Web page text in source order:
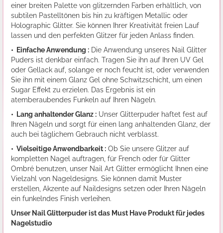
einer breiten Palette von glitzernden Farben erhältlich, von
subtilen Pastelltönen bis hin zu kräftigen Metallic oder
Holographic Glitter. Sie können Ihrer Kreativität freien Lauf
lassen und den perfekten Glitzer für jeden Anlass finden.
• Einfache Anwendung : Die Anwendung unseres Nail Glitter
Puders ist denkbar einfach. Tragen Sie ihn auf Ihren UV Gel
oder Gellack auf, solange er noch feucht ist, oder verwenden
Sie ihn mit einem Glanz Gel ohne Schwitzschicht, um einen
Sugar Effekt zu erzielen. Das Ergebnis ist ein
atemberaubendes Funkeln auf Ihren Nägeln.
• Lang anhaltender Glanz : Unser Glitterpuder haftet fest auf
Ihren Nägeln und sorgt für einen lang anhaltenden Glanz, der
auch bei täglichem Gebrauch nicht verblasst.
• Vielseitige Anwendbarkeit : Ob Sie unsere Glitzer auf
kompletten Nagel auftragen, für French oder für Glitter
Ombré benutzen, unser Nail Art Glitter ermöglicht Ihnen eine
Vielzahl von Nageldesigns. Sie können damit Muster
erstellen, Akzente auf Naildesigns setzen oder Ihren Nägeln
ein funkelndes Finish verleihen.
Unser Nail Glitterpuder ist das Must Have Produkt für jedes
Nagelstudio